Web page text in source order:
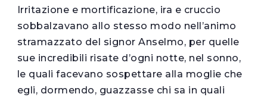
Irritazione e mortificazione, ira e cruccio
sobbalzavano allo stesso modo nell’animo
stramazzato del signor Anselmo, per quelle
sue incredibili risate d’ogni notte, nel sonno,
le quali facevano sospettare alla moglie che
egli, dormendo, guazzasse chi sa in quali